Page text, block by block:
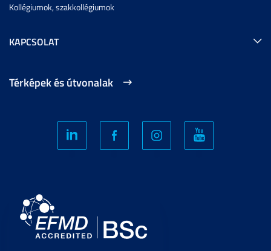
Kollégiumok, szakkollégiumok
KAPCSOLAT
Térképek és útvonalak